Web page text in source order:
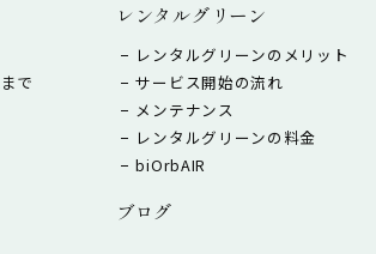
で
レンタルグリーン
レンタルグリーンのメリット
サービス開始の流れ
メンテナンス
レンタルグリーンの料金
biOrbAIR
ブログ